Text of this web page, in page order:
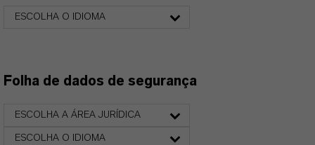
ESCOLHA O IDIOMA
Folha de dados de segurança
ESCOLHA A ÁREA JURÍDICA
ESCOLHA O IDIOMA